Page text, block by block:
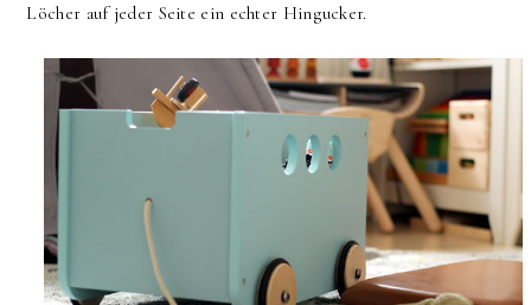
Löcher auf jeder Seite ein echter Hingucker.